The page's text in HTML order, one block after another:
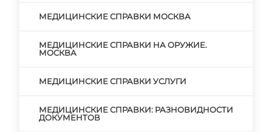
МЕДИЦИНСКИЕ СПРАВКИ МОСКВА
МЕДИЦИНСКИЕ СПРАВКИ НА ОРУЖИЕ.
МОСКВА
МЕДИЦИНСКИЕ СПРАВКИ УСЛУГИ
МЕДИЦИНСКИЕ СПРАВКИ: РАЗНОВИДНОСТИ
ДОКУМЕНТОВ